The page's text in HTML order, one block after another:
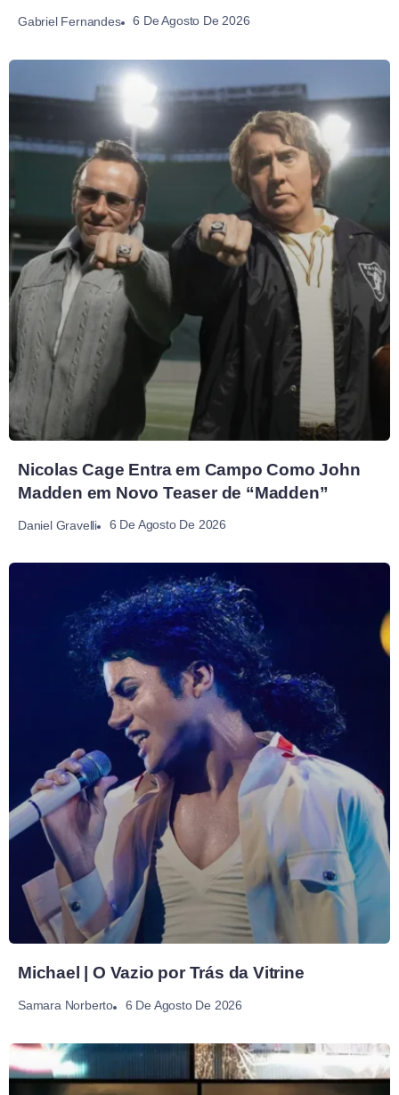
Gabriel Fernandes 6 De Agosto De 2026
Nicolas Cage Entra em Campo Como John
Madden em Novo Teaser de “Madden”
Daniel Gravelli 6 De Agosto De 2026
Michael | O Vazio por Trás da Vitrine
Samara Norberto 6 De Agosto De 2026